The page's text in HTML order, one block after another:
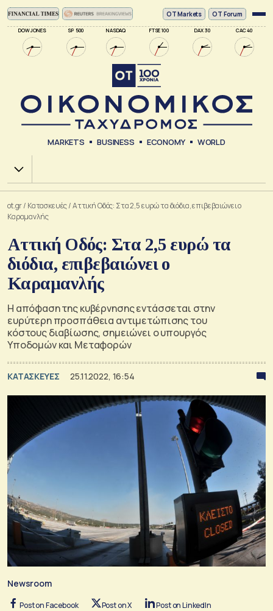
DOW JONES SP 500 NASDAQ FTSE 100 DAX 30 CAC 40
ΟΤ Markets OT Forum
MARKETS BUSINESS ECONOMY WORLD
Χ.Α.
ot.gr/ Κατασκευές/Αττική Οδός: Στα 2,5 ευρώ τα διόδια, επιβεβαιώνει ο
Καραμανλής
Αττική Οδός: Στα 2,5 ευρώ τα
διόδια, επιβεβαιώνει ο
Καραμανλής
Η απόφαση της κυβέρνησης εντάσσεται στην
ευρύτερη προσπάθεια αντιμετώπισης του
κόστους διαβίωσης, σημειώνει ο υπουργός
Υποδομών και Μεταφορών
ΚΑΤΑΣΚΕΥΕΣ 25.11.2022, 16:54
Newsroom
Post on Facebook Post on X Post on LinkedIn